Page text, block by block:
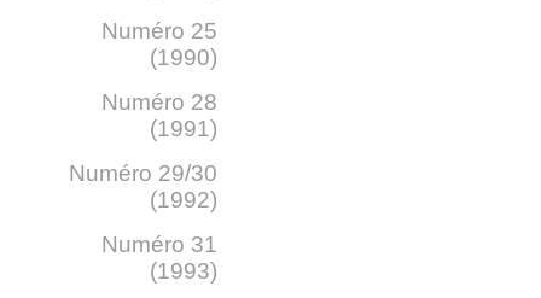
Numéro 25
(1990)
Numéro 28
(1991)
Numéro 29/30
(1992)
Numéro 31
(1993)